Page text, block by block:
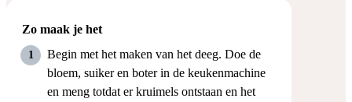
Zo maak je het
Begin met het maken van het deeg. Doe de
bloem, suiker en boter in de keukenmachine
en meng totdat er kruimels ontstaan en het